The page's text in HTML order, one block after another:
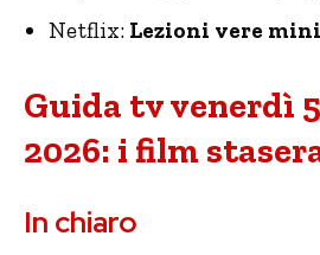
Netflix: Lezioni vere
Guida tv venerdì
2026: i film
In chiaro